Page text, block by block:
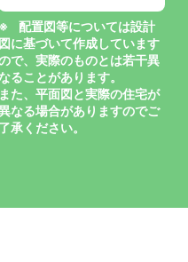
配置図等については設計
図に基づいて作成しています
で、実際のものとは若干異
なることがあります。
また、平面図と実際の住宅が
なる場合がありますのでご
了承ください。